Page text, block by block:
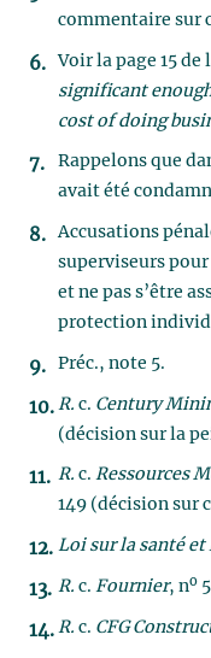
commentaire sur
Voir la page 15 de
significant
cost of doing
Rappelons que
avait été
Accusations
superviseurs
et ne pas s’être
protection
Préc., note 5.
R. c. Century
(décision sur la
R. c. Ressources
149 (décision sur
Loi sur la santé
R. c. Fournier, no
R. c. CFG